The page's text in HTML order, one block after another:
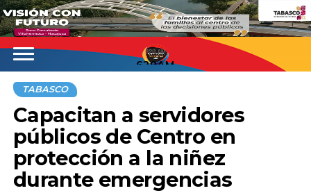
620AM
TABASCO
Capacitan a servidores
públicos de Centro en
protección a la niñez
durante emergencias